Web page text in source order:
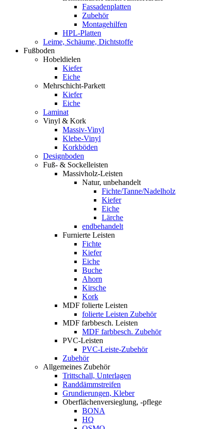
Fassadenplatten
Zubehör
Montagehilfen
HPL-Platten
Leime, Schäume, Dichtstoffe
Fußboden
Hobeldielen
Kiefer
Eiche
Mehrschicht-Parkett
Kiefer
Eiche
Laminat
Vinyl & Kork
Massiv-Vinyl
Klebe-Vinyl
Korkböden
Designboden
Fuß- & Sockelleisten
Massivholz-Leisten
Natur, unbehandelt
Fichte/Tanne/Nadelholz
Kiefer
Eiche
Lärche
endbehandelt
Furnierte Leisten
Fichte
Kiefer
Eiche
Buche
Ahorn
Kirsche
Kork
MDF folierte Leisten
folierte Leisten Zubehör
MDF farbbesch. Leisten
MDF farbbesch. Zubehör
PVC-Leisten
PVC-Leiste-Zubehör
Zubehör
Allgemeines Zubehör
Trittschall, Unterlagen
Randdämmstreifen
Grundierungen, Kleber
Oberflächenversieglung, -pflege
BONA
HQ